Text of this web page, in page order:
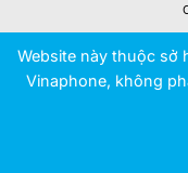
Website này thuộc sở
Vinaphone, không